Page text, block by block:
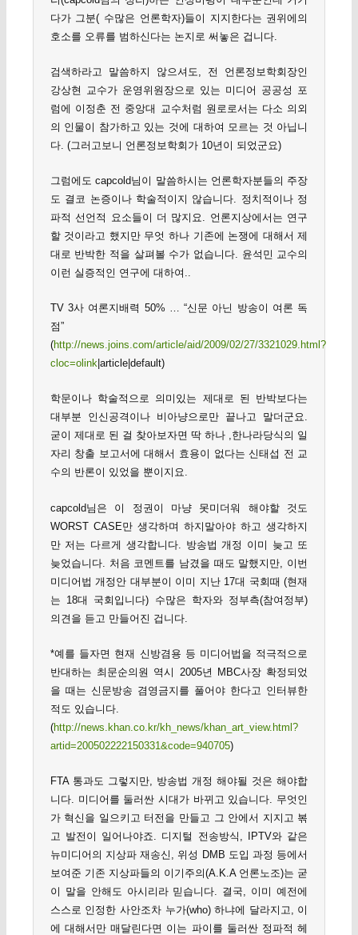
다가 그분( 수많은 언론학자)들이 지지한다는 권위에의
호소를 오류를 범하신다는 논지로 써놓은 겁니다.
검색하라고 말씀하지 않으셔도, 전 언론정보학회장인
강상현 교수가 운영위원장으로 있는 미디어 공공성 포
럼에 이정춘 전 중앙대 교수처럼 원로로서는 다소 의외
의 인물이 참가하고 있는 것에 대하여 모르는 것 아닙니
다. (그러고보니 언론정보학회가 10년이 되었군요)
그럼에도 capcold님이 말씀하시는 언론학자분들의 주장
도 결코 논증이나 학술적이지 않습니다. 정치적이나 정
파적 선언적 요소들이 더 많지요. 언론지상에서는 연구
할 것이라고 했지만 무엇 하나 기존에 논쟁에 대해서 제
대로 반박한 적을 살펴볼 수가 없습니다. 윤석민 교수의
이런 실증적인 연구에 대하여..
TV 3사 여론지배력 50% … “신문 아닌 방송이 여론 독
점”
(http://news.joins.com/article/aid/2009/02/27/3321029.html?
cloc=olink|article|default)
학문이나 학술적으로 의미있는 제대로 된 반박보다는
대부분 인신공격이나 비아냥으로만 끝나고 말더군요.
굳이 제대로 된 걸 찾아보자면 딱 하나 ,한나라당식의 일
자리 창출 보고서에 대해서 효용이 없다는 신태섭 전 교
수의 반론이 있었을 뿐이지요.
capcold님은 이 정권이 마냥 못미더워 해야할 것도
WORST CASE만 생각하며 하지말아야 하고 생각하지
만 저는 다르게 생각합니다. 방송법 개정 이미 늦고 또
늦었습니다. 처음 코멘트를 남겼을 때도 말했지만, 이번
미디어법 개정안 대부분이 이미 지난 17대 국회때 (현재
는 18대 국회입니다) 수많은 학자와 정부측(참여정부)
의견을 듣고 만들어진 겁니다.
*예를 들자면 현재 신방겸용 등 미디어법을 적극적으로
반대하는 최문순의원 역시 2005년 MBC사장 확정되었
을 때는 신문방송 겸영금지를 풀어야 한다고 인터뷰한
적도 있습니다.
(http://news.khan.co.kr/kh_news/khan_art_view.html?
artid=200502222150331&code=940705)
FTA 통과도 그렇지만, 방송법 개정 해야될 것은 해야합
니다. 미디어를 둘러싼 시대가 바뀌고 있습니다. 무엇인
가 혁신을 일으키고 터전을 만들고 그 안에서 지지고 볶
고 발전이 일어나야죠. 디지털 전송방식, IPTV와 같은
뉴미디어의 지상파 재송신, 위성 DMB 도입 과정 등에서
보여준 기존 지상파들의 이기주의(A.K.A 언론노조)는 굳
이 말을 안해도 아시리라 믿습니다. 결국, 이미 예전에
스스로 인정한 사안조차 누가(who) 하냐에 달라지고, 이
에 대해서만 매달린다면 이는 파이를 둘러싼 정파적 헤